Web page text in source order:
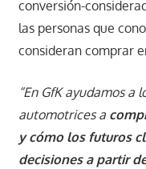
conversión-
las personas que
consideran comprar
“En GfKayudamos a
automotrices a
y cómo los futuros
decisiones a partir